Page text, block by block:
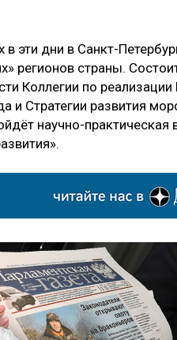
эти дни в Санкт-
регионов страны.
Коллегии по
и Стратегии развития
научно-практическая